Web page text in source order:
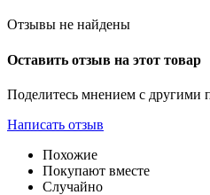
Отзывы не найдены
Оставить отзыв на этот товар
Поделитесь мнением с другими
Написать отзыв
Похожие
Покупают вместе
Случайно